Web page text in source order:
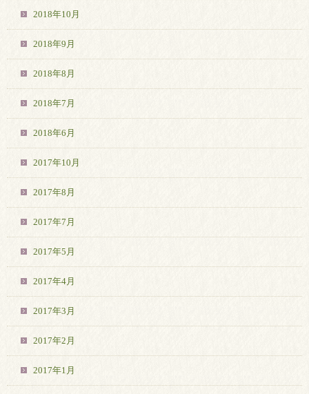
2018年10月
2018年9月
2018年8月
2018年7月
2018年6月
2017年10月
2017年8月
2017年7月
2017年5月
2017年4月
2017年3月
2017年2月
2017年1月